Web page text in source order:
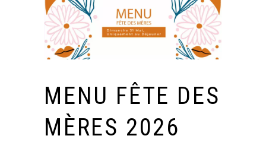
MENU FÊTE DES
MÈRES 2026